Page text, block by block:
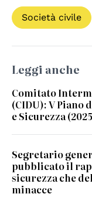
Società civile
Leggi anche
Comitato
(CIDU): V Piano
e Sicurezza
Segretario
pubblicato il
sicurezza che
minacce